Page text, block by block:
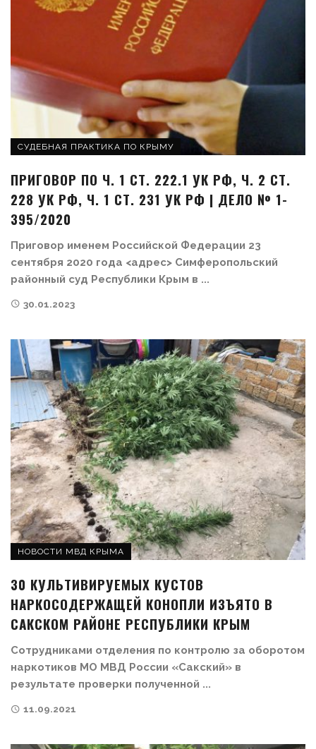
СУДЕБНАЯ ПРАКТИКА ПО КРЫМУ
ПРИГОВОР ПО Ч. 1 СТ. 222.1 УК РФ, Ч. 2 СТ.
228 УК РФ, Ч. 1 СТ. 231 УК РФ | ДЕЛО № 1-
395/2020
Приговор именем Российской Федерации 23
сентября 2020 года <адрес> Симферопольский
районный суд Республики Крым в ...
30.01.2023
НОВОСТИ МВД КРЫМА
30 КУЛЬТИВИРУЕМЫХ КУСТОВ
НАРКОСОДЕРЖАЩЕЙ КОНОПЛИ ИЗЪЯТО В
САКСКОМ РАЙОНЕ РЕСПУБЛИКИ КРЫМ
Сотрудниками отделения по контролю за оборотом
наркотиков МО МВД России «Сакский» в
результате проверки полученной ...
11.09.2021